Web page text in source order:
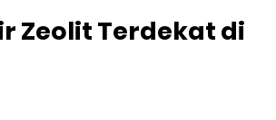
Zeolit Terdekat di